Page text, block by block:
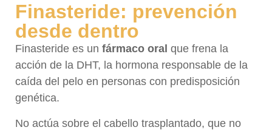
Finasteride: prevención
desde dentro
Finasteride es un fármaco oral que frena la
acción de la DHT, la hormona responsable de la
caída del pelo en personas con predisposición
genética.
No actúa sobre el cabello trasplantado, que no